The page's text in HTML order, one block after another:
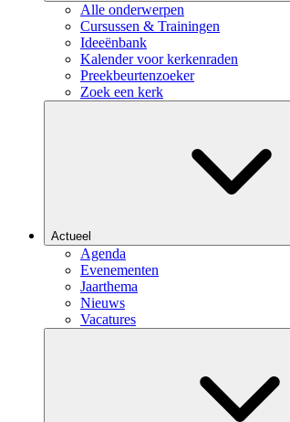
Alle onderwerpen
Cursussen & Trainingen
Ideeënbank
Kalender voor kerkenraden
Preekbeurtenzoeker
Zoek een kerk
Actueel
Agenda
Evenementen
Jaarthema
Nieuws
Vacatures